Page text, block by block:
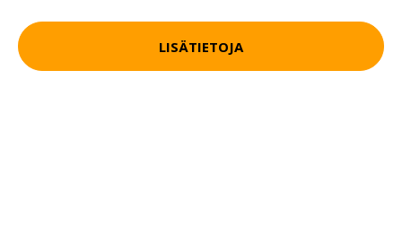
LISÄTIETOJA